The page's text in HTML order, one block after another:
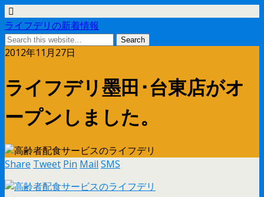
ライフデリの新着情報
2012年11月27日
ライフデリ墨田･台東店がオ
ープンしました。
Share Tweet Pin Mail SMS